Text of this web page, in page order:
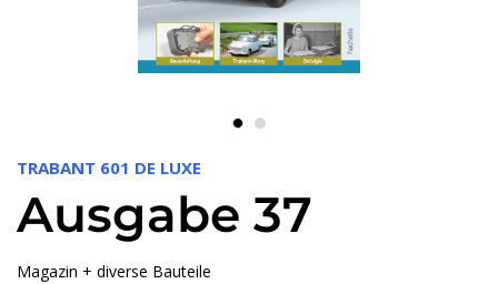
TRABANT 601 DE LUXE
Ausgabe 37
Magazin + diverse Bauteile